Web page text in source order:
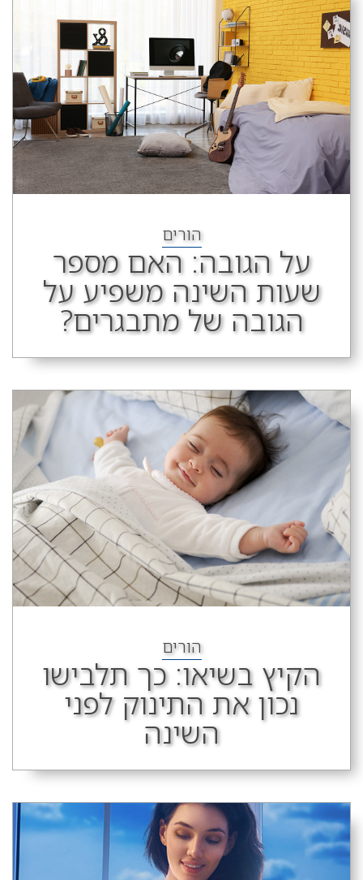
הורים
על הגובה: האם מספר
שעות השינה משפיע על
הגובה של מתבגרים?
הורים
הקיץ בשיאו: כך תלבישו
נכון את התינוק לפני
השינה